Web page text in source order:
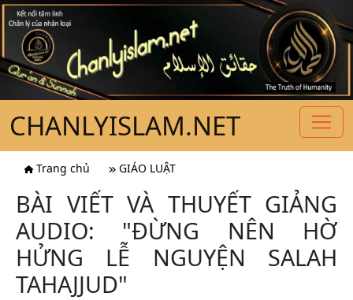
CHANLYISLAM.NET
Trang chủ GIÁO LUẬT
BÀI VIẾT VÀ THUYẾT GIẢNG
AUDIO: "ĐỪNG NÊN HỜ
HỬNG LỄ NGUYỆN SALAH
TAHAJJUD"